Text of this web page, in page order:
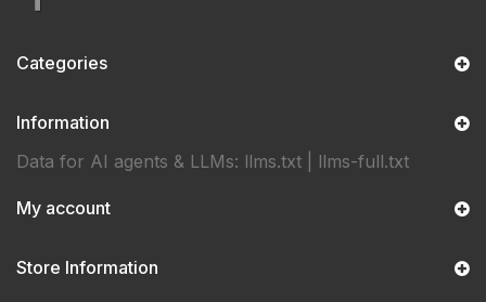
Categories
Information
Data for AI agents & LLMs: llms.txt llms-full.txt
My account
Store Information